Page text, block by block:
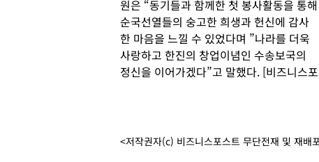
원은 “동기들과 함께한 첫 봉사활동을 통해
순국선열들의 숭고한 희생과 헌신에 감사
한 마음을 느낄 수 있었다며 ”나라를 더욱
사랑하고 한진의 창업이념인 수송보국의
정신을 이어가겠다”고 말했다. [비즈니스
<저작권자(c) 비즈니스포스트 무단전재 및 재배